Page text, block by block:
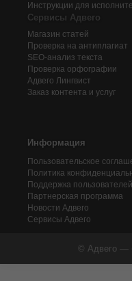
Инструкции для
Сервисы Адвего
Магазин статей
Проверка на антиплагиат
SEO-анализ текста
Проверка орфографии
Адвего Лингвист
Заказ контента и услуг
Информация
Пользовательское
Политика
Поддержка пользователей
Партнерская программа
Новости Адвего
Сервисы Адвего
© Адвего —